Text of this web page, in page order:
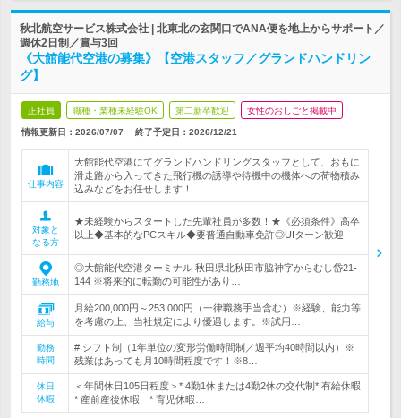
秋北航空サービス株式会社 | 北東北の玄関口でANA便を地上からサポート／
週休2日制／賞与3回
《大館能代空港の募集》【空港スタッフ／グランドハンドリン
グ】
正社員 職種・業種未経験OK 第二新卒歓迎 女性のおしごと掲載中
情報更新日：2026/07/07 終了予定日： 2026/12/21
仕事内容
大館能代空港にてグランドハンドリングスタッフとして、おもに
滑走路から入ってきた飛行機の誘導や待機中の機体への荷物積み
込みなどをお任せします！
対象と
なる方
★未経験からスタートした先輩社員が多数！★《必須条件》高卒
以上◆基本的なPCスキル◆要普通自動車免許◎UIターン歓迎
勤務地
◎大館能代空港ターミナル 秋田県北秋田市脇神字からむし岱21‐
144 ※将来的に転勤の可能性があり…
給与
月給200,000円～253,000円（一律職務手当含む）※経験、能力等
を考慮の上、当社規定により優遇します。※試用…
勤務
時間
# シフト制（1年単位の変形労働時間制／週平均40時間以内）※
残業はあっても月10時間程度です！※8…
休日
休暇
＜年間休日105日程度＞* 4勤1休または4勤2休の交代制* 有給休暇
* 産前産後休暇 * 育児休暇…